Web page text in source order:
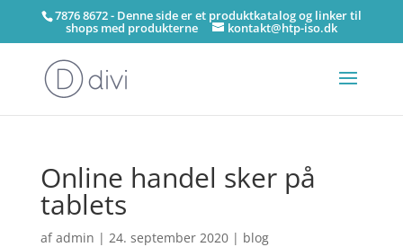
7876 8672 - Denne side er et produktkatalog og linker til
shops med produkterne kontakt@htp-iso.dk
Online handel sker på
tablets
afadmin | 24. september 2020| blog